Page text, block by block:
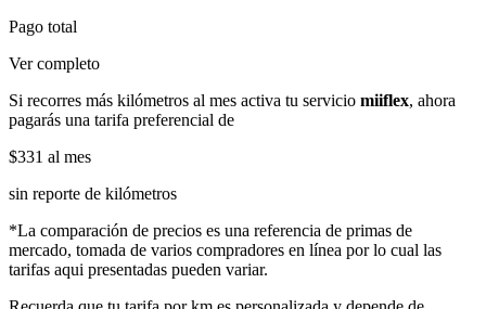
Pago total
Ver completo
Si recorres más kilómetros al mes activa tu servicio miiflex, ahora
pagarás una tarifa preferencial de
$331 al mes
sin reporte de kilómetros
*La comparación de precios es una referencia de primas de
mercado, tomada de varios compradores en línea por lo cual las
tarifas aqui presentadas pueden variar.